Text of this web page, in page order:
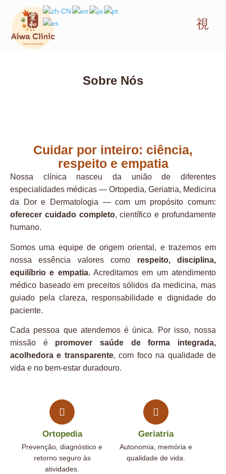
Sobre Nós
Cuidar por inteiro: ciência,
respeito e empatia
Nossa clínica nasceu da união de diferentes
especialidades médicas — Ortopedia, Geriatria, Medicina
da Dor e Dermatologia — com um propósito comum:
oferecer cuidado completo, científico e profundamente
humano.
Somos uma equipe de origem oriental, e trazemos em
nossa essência valores como respeito, disciplina,
equilíbrio e empatia.Acreditamos em um atendimento
médico baseado em preceitos sólidos da medicina, mas
guiado pela clareza, responsabilidade e dignidade do
paciente.
Cada pessoa que atendemos é única. Por isso, nossa
missão é promover saúde de forma integrada,
acolhedora e transparente, com foco na qualidade de
vida e no bem-estar duradouro.
Ortopedia
Prevenção, diagnóstico e
retorno seguro às
atividades.
Geriatria
Autonomia, memória e
qualidade de vida.